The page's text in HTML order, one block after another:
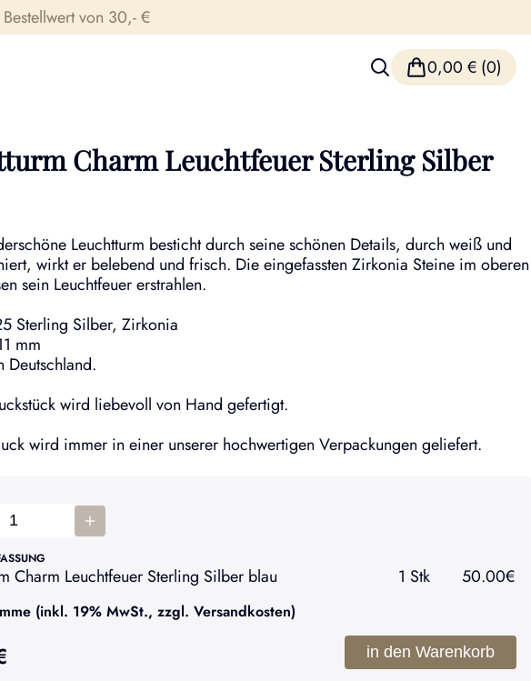
von 30,- €
0,00 € (0)
Charm Leuchtfeuer Sterling Silber
Leuchtturm besticht durch seine schönen Details, durch weiß und
wirkt er belebend und frisch. Die eingefassten Zirkonia Steine im oberen
sein Leuchtfeuer erstrahlen.
Sterling Silber, Zirkonia
mm
Deutschland.
wird liebevoll von Hand gefertigt.
wird immer in einer unserer hochwertigen Verpackungen geliefert.
Charm Leuchtfeuer Sterling Silber blau 1 Stk 50.00€
(inkl. 19% MwSt., zzgl. Versandkosten)
in den Warenkorb